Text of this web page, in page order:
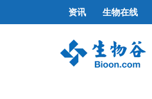
资讯 生物在线